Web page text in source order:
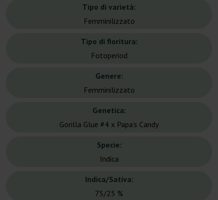
Tipo di varietà:
Femminilizzato
Tipo di fioritura:
Fotoperiod
Genere:
Femminilizzato
Genetica:
Gorilla Glue #4 x Papa’s Candy
Specie:
Indica
Indica/Sativa:
75/25 %